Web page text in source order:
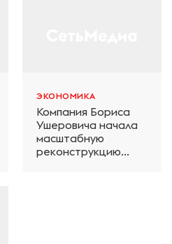
ЭКОНОМИКА
Компания Бориса
Ушеровича начала
масштабную
реконструкцию